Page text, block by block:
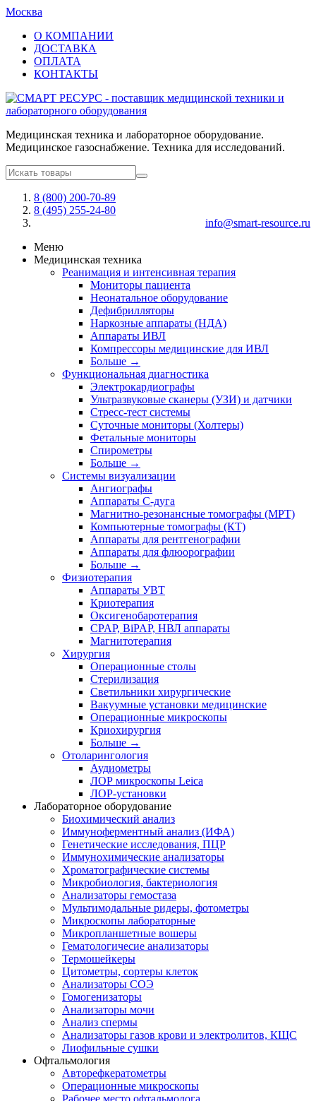
Москва
О КОМПАНИИ
ДОСТАВКА
ОПЛАТА
КОНТАКТЫ
Медицинская техника и лабораторное оборудование.
Медицинское газоснабжение. Техника для исследований.
8 (800) 200-70-89
8 (495) 255-24-80
info@smart-resource.ru
Меню
Медицинская техника
Реанимация и интенсивная терапия
Мониторы пациента
Неонатальное оборудование
Дефибрилляторы
Наркозные аппараты (НДА)
Аппараты ИВЛ
Компрессоры медицинские для ИВЛ
Больше →
Функциональная диагностика
Электрокардиографы
Ультразвуковые сканеры (УЗИ) и датчики
Стресс-тест системы
Суточные мониторы (Холтеры)
Фетальные мониторы
Спирометры
Больше →
Системы визуализации
Ангиографы
Аппараты C-дуга
Магнитно-резонансные томографы (МРТ)
Компьютерные томографы (КТ)
Аппараты для рентгенографии
Аппараты для флюорографии
Больше →
Физиотерапия
Аппараты УВТ
Криотерапия
Оксигенобаротерапия
CPAP, BiPAP, НВЛ аппараты
Магнитотерапия
Хирургия
Операционные столы
Стерилизация
Светильники хирургические
Вакуумные установки медицинские
Операционные микроскопы
Криохирургия
Больше →
Отоларингология
Аудиометры
ЛОР микроскопы Leica
ЛОР-установки
Лабораторное оборудование
Биохимический анализ
Иммуноферментный анализ (ИФА)
Генетические исследования, ПЦР
Иммунохимические анализаторы
Хроматографические системы
Микробиология, бактериология
Анализаторы гемостаза
Мультимодальные ридеры, фотометры
Микроскопы лабораторные
Микропланшетные вошеры
Гематологичесие анализаторы
Термошейкеры
Цитометры, сортеры клеток
Анализаторы СОЭ
Гомогенизаторы
Анализаторы мочи
Анализ спермы
Анализаторы газов крови и электролитов, КЩС
Лиофильные сушки
Офтальмология
Авторефкератометры
Операционные микроскопы
Рабочее место офтальмолога